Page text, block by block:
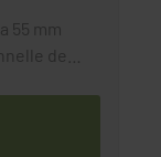
55 mm
de